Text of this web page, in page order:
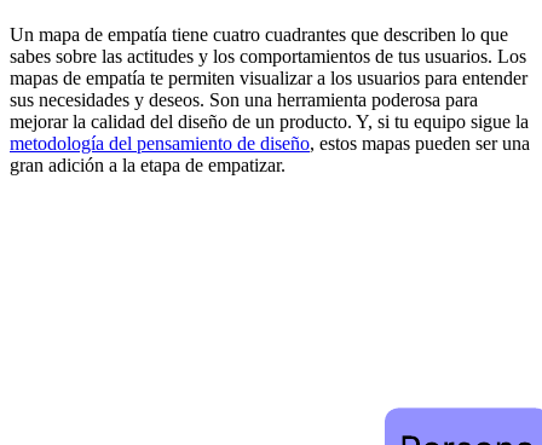
Un mapa de empatía tiene cuatro cuadrantes que describen lo que
sabes sobre las actitudes y los comportamientos de tus usuarios. Los
mapas de empatía te permiten visualizar a los usuarios para entender
sus necesidades y deseos. Son una herramienta poderosa para
mejorar la calidad del diseño de un producto. Y, si tu equipo sigue la
metodología del pensamiento de diseño, estos mapas pueden ser una
gran adición a la etapa de empatizar.